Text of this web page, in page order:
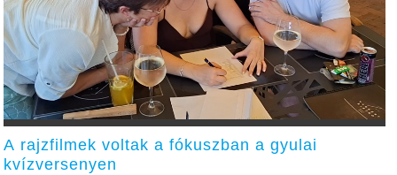
A rajzfilmek voltak a fókuszban a gyulai
kvízversenyen